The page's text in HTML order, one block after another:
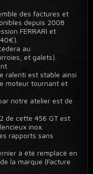
des factures et
depuis 2008
FERRARI et
au
et galets).
ralenti est stable ainsi
moteur tournant et
notre atelier est de
de cette 456 GT est
inox.
rapports sans
à été remplacé en
la marque (Facture